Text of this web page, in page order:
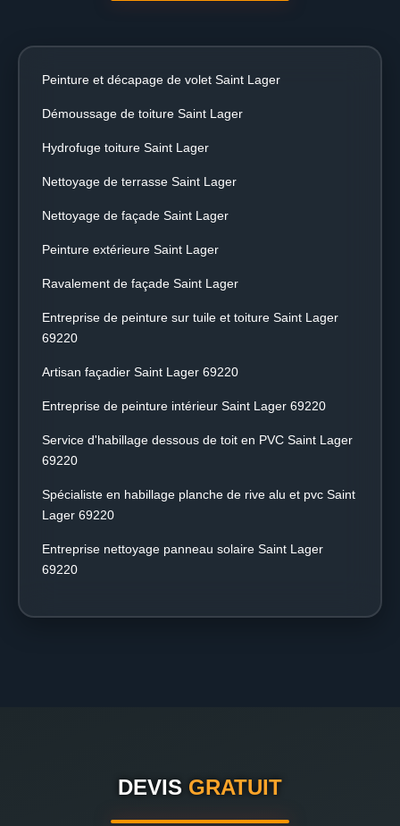
Peinture et décapage de volet Saint Lager
Démoussage de toiture Saint Lager
Hydrofuge toiture Saint Lager
Nettoyage de terrasse Saint Lager
Nettoyage de façade Saint Lager
Peinture extérieure Saint Lager
Ravalement de façade Saint Lager
Entreprise de peinture sur tuile et toiture Saint Lager
69220
Artisan façadier Saint Lager 69220
Entreprise de peinture intérieur Saint Lager 69220
Service d'habillage dessous de toit en PVC Saint Lager
69220
Spécialiste en habillage planche de rive alu et pvc Saint
Lager 69220
Entreprise nettoyage panneau solaire Saint Lager
69220
DEVIS GRATUIT